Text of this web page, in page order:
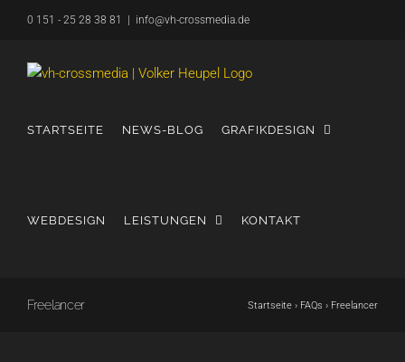
springen
0 151 - 25 28 38 81 info@vh-crossmedia.de
STARTSEITE NEWS-BLOG GRAFIKDESIGN
WEBDESIGN LEISTUNGEN KONTAKT
Freelancer Startseite › FAQs › Freelancer